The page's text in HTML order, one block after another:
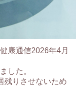
康通信2026年4月
した。
残りさせないため